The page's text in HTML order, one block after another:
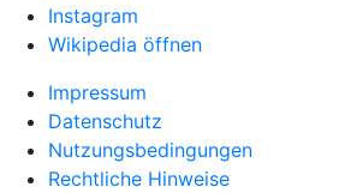
Instagram
Wikipedia öffnen
Impressum
Datenschutz
Nutzungsbedingungen
Rechtliche Hinweise